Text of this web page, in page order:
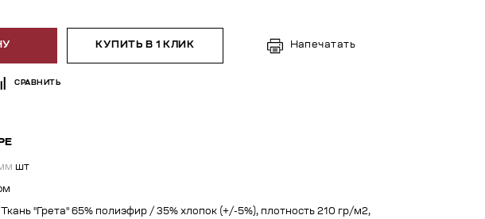
КУПИТЬ В 1 КЛИК Напечатать
СРАВНИТЬ
шт
Ткань "Грета" 65% полиэфир / 35% хлопок (+/-5%), плотность 210 гр/м2,